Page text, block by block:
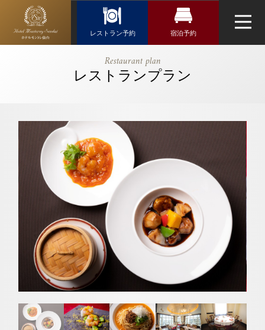
REN｜ホテ
ルモントレ仙
台｜仙台駅近
くのホテル
宿泊予約
レストラン予約
Restaurant plan
レストランプラン
トップページ
ウエディング
アクセス・観光情報
よくあるご質問
お問い合せ
オンラインショップ
トリ
ユー
イン
ファ
Reservation
レストラン予約
フランス料理「エスカーレ」
（受付時間 11:00～20:00）
TEL 022-265-5502
お問い合わせ
日本料理「隨縁亭」
ネットで予約する
（受付時間 11:00～20:00）
宿泊検索
航空券＋宿泊検索
チェックイン日がお決まりの方
チェックイン
チェックアウト
人数 2人 室数
チェックイン日がお決まりでない方